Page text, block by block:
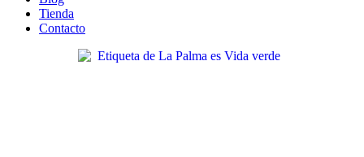
Tienda
Contacto